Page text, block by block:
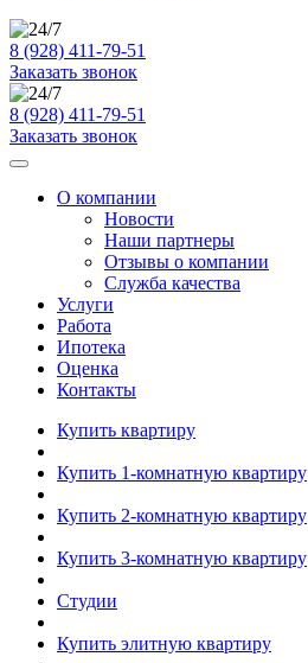
8 (928) 411-79-51
Заказать звонок
8 (928) 411-79-51
Заказать звонок
О компании
Новости
Наши партнеры
Отзывы о компании
Служба качества
Услуги
Работа
Ипотека
Оценка
Контакты
Купить квартиру
Купить 1-комнатную квартиру
Купить 2-комнатную квартиру
Купить 3-комнатную квартиру
Студии
Купить элитную квартиру